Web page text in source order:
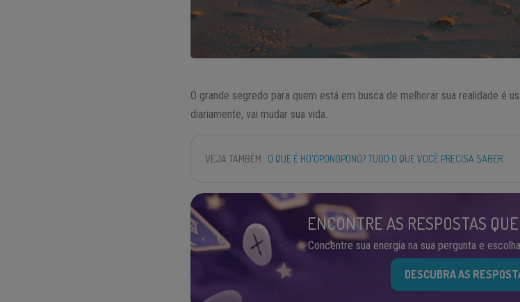
O grande segredo para quem está em busca de melhorar sua realidade é
diariamente, vai mudar sua vida.
VEJA TAMBÉM O QUE É HO'OPONOPONO? TUDO O QUE VOCÊ PRECISA SABER
ENCONTRE AS RESPOSTAS
Concentre sua energia na sua pergunta e
DESCUBRA AS